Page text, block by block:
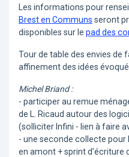
Les informations pour
Brest en Communs seront
disponibles sur le pad des
Tour de table des envies de
affinement des idées
Michel Briand :
- participer au remue
de L. Ricaud autour des
(solliciter Infini - lien à faire
- une seconde collecte pour
en amont + sprint d’écriture